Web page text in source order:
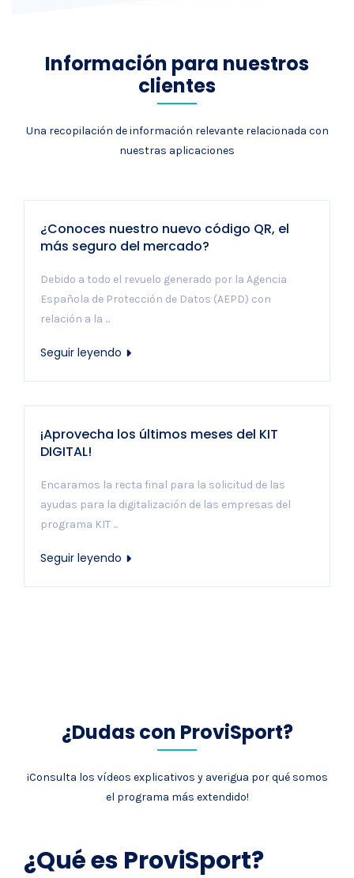
Información para nuestros
clientes
Una recopilación de información relevante relacionada con
nuestras aplicaciones
¿Conoces nuestro nuevo código QR, el
más seguro del mercado?
Debido a todo el revuelo generado por la Agencia
Española de Protección de Datos (AEPD) con
relación a la ...
Seguir leyendo
¡Aprovecha los últimos meses del KIT
DIGITAL!
Encaramos la recta final para la solicitud de las
ayudas para la digitalización de las empresas del
programa KIT ...
Seguir leyendo
¿Dudas con ProviSport?
¡Consulta los vídeos explicativos y averigua por qué somos
el programa más extendido!
¿Qué es ProviSport?